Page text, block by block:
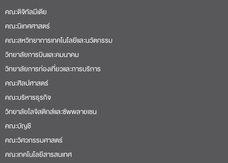
คณะดิจิทัลมีเดีย
คณะนิเทศศาสตร์
คณะสหวิทยาการเทคโนโลยีและนวัตกรรม
วิทยาลัยการบินและคมนาคม
วิทยาลัยการท่องเที่ยวและการบริการ
คณะศิลปศาสตร์
คณะบริหารธุรกิจ
วิทยาลัยโลจิสติกส์และซัพพลายเชน
คณะบัญชี
คณะวิศวกรรมศาสตร์
คณะเทคโนโลยีสารสนเทศ